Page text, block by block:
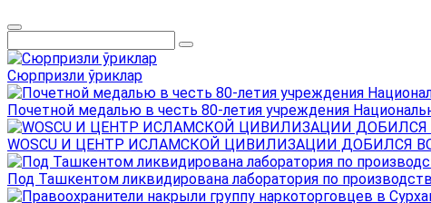
Сюрпризли ўриклар
Почетной медалью в честь 80-летия учреждения
WOSCU И ЦЕНТР ИСЛАМСКОЙ ЦИВИЛИЗАЦИИ ДОБИЛСЯ
Под Ташкентом ликвидирована лаборатория по